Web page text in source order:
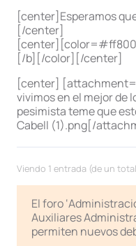
[center]Esperamos
[/center]
[/b][/color][/center]
[center]
vivimos en el mejor de
pesimista teme que
Cabell (1).png[/
Viendo 1 entrada (de un
El foro
Auxiliares
permiten nuevos